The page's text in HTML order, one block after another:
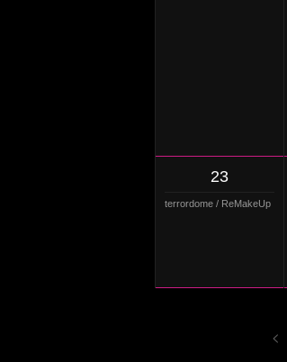
23
terrordome / ReMakeUp